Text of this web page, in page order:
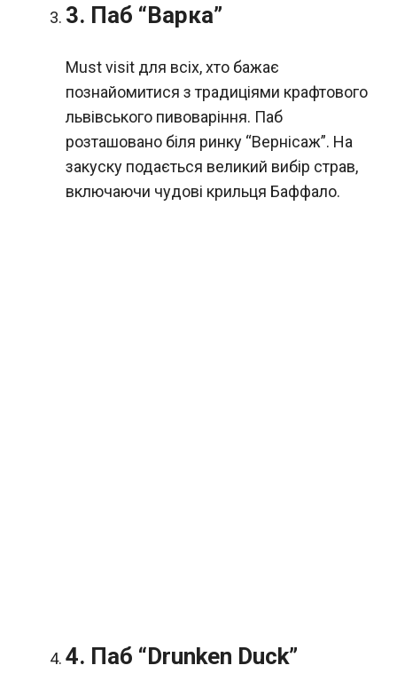
3. Паб “Варка”
Must visit для всіх, хто бажає
познайомитися з традиціями крафтового
львівського пивоваріння. Паб
розташовано біля ринку “Вернісаж”. На
закуску подається великий вибір страв,
включаючи чудові крильця Баффало.
4. Паб “Drunken Duck”